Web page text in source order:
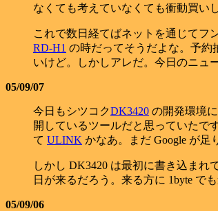
なくても考えていなくても衝動買い
これで数日経てばネットを通じてフ
RD-H1 の時だってそうだよな。予約
いけど。しかしアレだ。今日のニュ
05/09/07
今日もシツコクDK3420 の開発環境
開しているツールだと思っていたで
て ULINK かなあ。まだ Google が足
しかし DK3420 は最初に書き込まれ
日が来るだろう。来る方に 1byte で
05/09/06